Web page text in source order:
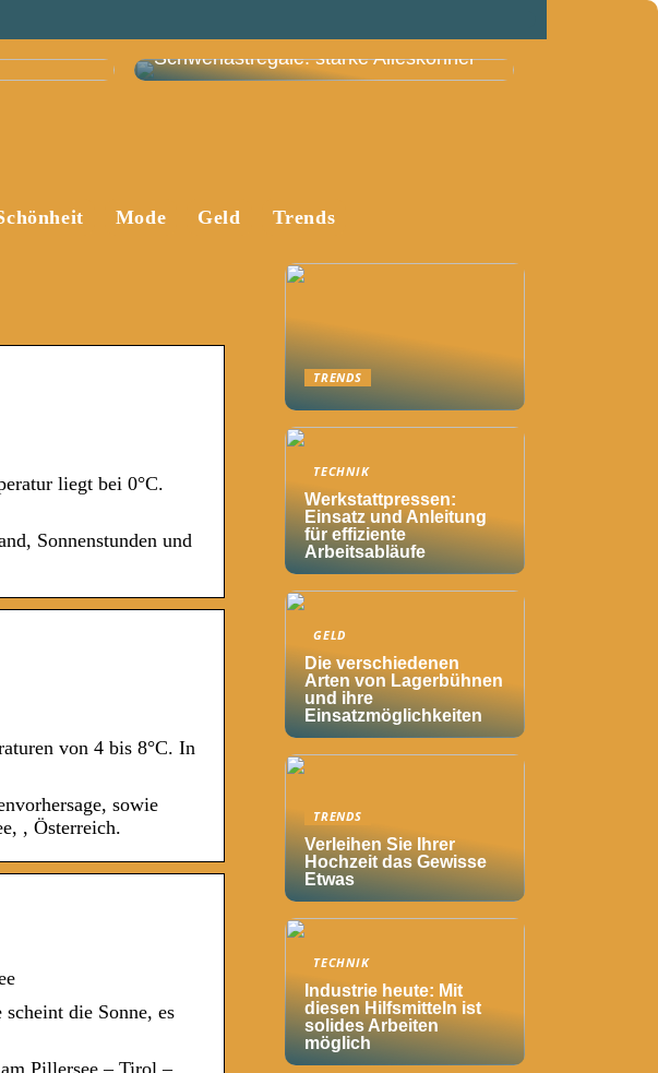
jetzt
Schwerlastregale: starke Alleskönner
Mode Geld Trends
liegt bei 0°C.
Sonnenstunden und
von 4 bis 8°C. In
sowie
, Österreich.
die Sonne, es
TRENDS
TECHNIK
Werkstattpressen:
Einsatz und Anleitung
für effiziente
Arbeitsabläufe
GELD
Die verschiedenen
Arten von Lagerbühnen
und ihre
Einsatzmöglichkeiten
TRENDS
Verleihen Sie Ihrer
Hochzeit das Gewisse
Etwas
TECHNIK
Industrie heute: Mit
diesen Hilfsmitteln ist
solides Arbeiten
möglich